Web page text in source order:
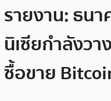
รายงาน: ธน
นิเซียกำลังว
ซื้อขาย